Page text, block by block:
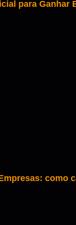
para Ganhar
como